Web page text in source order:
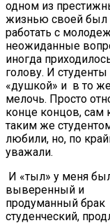
одном из
жизнью своей был
работать с
неожиданные
иногда
голову. И
«душкой» и в то
мелочь. Просто
конце концов, сам
таким же
любили, но, по
уважали.
И «тыл» у меня
выверенный и
продуманный
студенческий,